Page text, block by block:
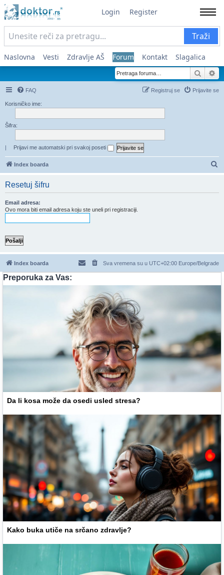
Login Register
Traži
Naslovna Vesti Zdravlje AŠ Forum Kontakt Slagalica
FAQ Prijavite se
Registruj se
Korisničko ime:
Šifra:
| Prijavi me automatski pri svakoj poseti
Index boarda
Resetuj šifru
Email adresa:
Ovo mora biti email adresa koju ste uneli pri registraciji.
Index boarda Sva vremena su u UTC+02:00 Europe/Belgrade
Preporuka za Vas:
Da li kosa može da osedi usled stresa?
Kako buka utiče na srčano zdravlje?